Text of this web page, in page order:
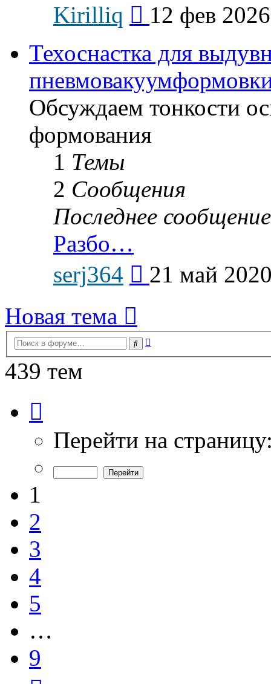
Kirilliq
последнему
12 фев
Техоснастка для
Обсуждаем тонкости
формования
1 Темы
2 Сообщения
Последнее сообщение
Разбо…
serj364
последнему
21 май
Новая тема
Поиск
439 тем
из
Перейти на
1
2
3
4
5
…
9